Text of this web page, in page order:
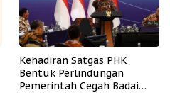
Kehadiran Satgas PHK
Bentuk Perlindungan
Pemerintah Cegah Badai